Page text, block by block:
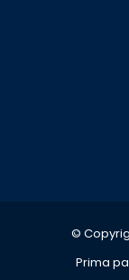
©
Prima